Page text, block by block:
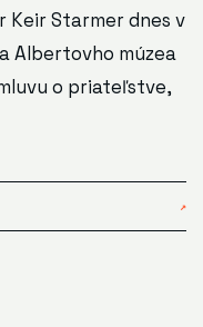
Keir Starmer dnes v
Albertovho múzea
o priateľstve,
↗